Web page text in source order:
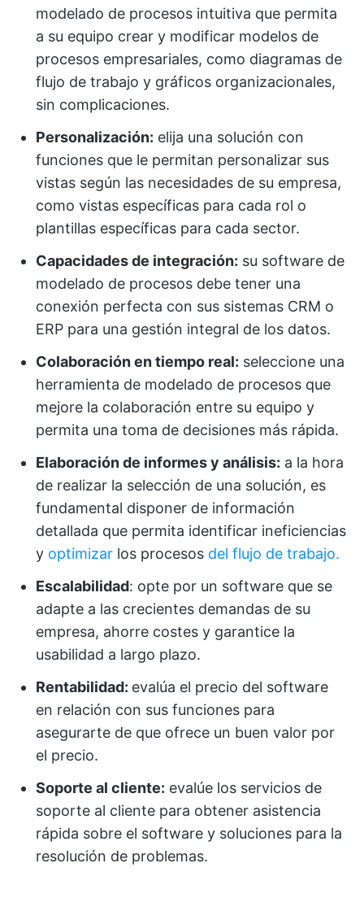
modelado de procesos intuitiva que permita
a su equipo crear y modificar modelos de
procesos empresariales, como diagramas de
flujo de trabajo y gráficos organizacionales,
sin complicaciones.
Personalización: elija una solución con
funciones que le permitan personalizar sus
vistas según las necesidades de su empresa,
como vistas específicas para cada rol o
plantillas específicas para cada sector.
Capacidades de integración: su software de
modelado de procesos debe tener una
conexión perfecta con sus sistemas CRM o
ERP para una gestión integral de los datos.
Colaboración en tiempo real: seleccione una
herramienta de modelado de procesos que
mejore la colaboración entre su equipo y
permita una toma de decisiones más rápida.
Elaboración de informes y análisis: a la hora
de realizar la selección de una solución, es
fundamental disponer de información
detallada que permita identificar ineficiencias
y optimizar los procesos del flujo de trabajo.
Escalabilidad: opte por un software que se
adapte a las crecientes demandas de su
empresa, ahorre costes y garantice la
usabilidad a largo plazo.
Rentabilidad: evalúa el precio del software
en relación con sus funciones para
asegurarte de que ofrece un buen valor por
el precio.
Soporte al cliente: evalúe los servicios de
soporte al cliente para obtener asistencia
rápida sobre el software y soluciones para la
resolución de problemas.